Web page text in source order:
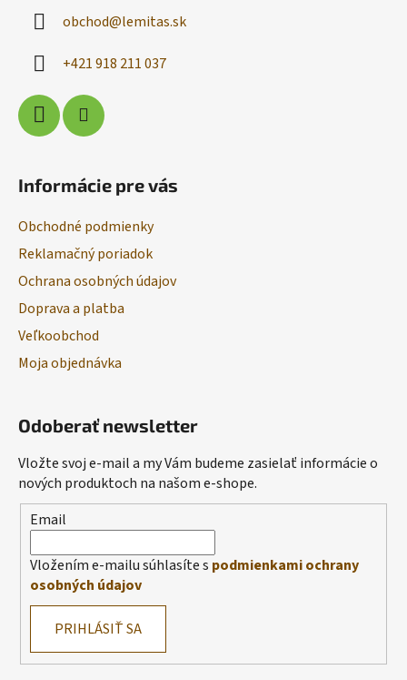
obchod@lemitas.sk
+421 918 211 037
Informácie pre vás
Obchodné podmienky
Reklamačný poriadok
Ochrana osobných údajov
Doprava a platba
Veľkoobchod
Moja objednávka
Odoberať newsletter
Vložte svoj e-mail a my Vám budeme zasielať informácie o
nových produktoch na našom e-shope.
Email
Vložením e-mailu súhlasíte s podmienkami ochrany
osobných údajov
PRIHLÁSIŤ SA